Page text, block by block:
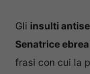
Gli insulti
Senatrice
frasi con cui la